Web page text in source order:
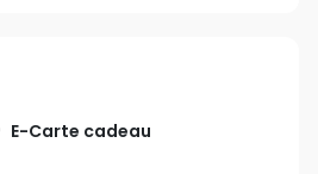
E-Carte cadeau